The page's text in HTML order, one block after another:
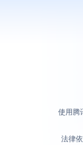
使用腾
法律